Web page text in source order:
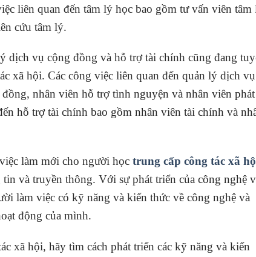
liên quan đến tâm lý học bao gồm tư vấn viên tâm
cứu tâm lý.
dịch vụ cộng đồng và hỗ trợ tài chính cũng đang
xã hội. Các công việc liên quan đến quản lý dịch vụ
nhân viên hỗ trợ tình nguyện và nhân viên phát
hỗ trợ tài chính bao gồm nhân viên tài chính và
làm mới cho người học trung cấp công tác xã
và truyền thông. Với sự phát triển của công nghệ
làm việc có kỹ năng và kiến thức về công nghệ và
động của mình.
xã hội, hãy tìm cách phát triển các kỹ năng và kiến